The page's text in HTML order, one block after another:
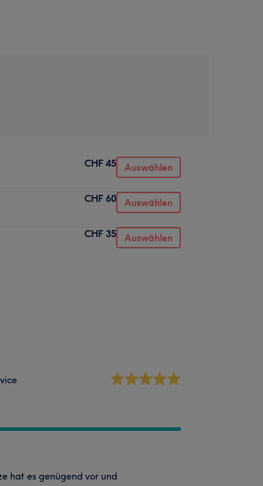
CHF 45 Auswählen
CHF 60 Auswählen
CHF 35 Auswählen
hat es genügend vor und